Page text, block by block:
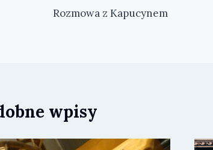
wpisu
Rozmowa z Kapucynem
wpisy